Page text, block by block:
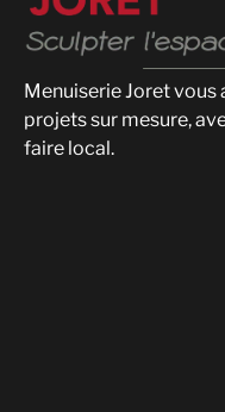
Menuiserie Joret
projets sur mesure,
faire local.